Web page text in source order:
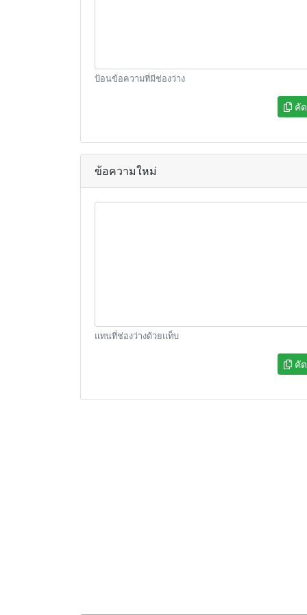
ป้อนข้อความที่มีช่องว่าง
คัด
ข้อความใหม่
แทนที่ช่องว่างด้วยแท็บ
คัด